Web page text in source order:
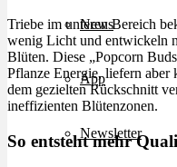
News
App
Newsletter
Triebe im unteren Bereich
wenig Licht und entwickeln
Blüten. Diese „Popcorn
Pflanze Energie, liefern aber
dem gezielten Rückschnitt
ineffizienten Blütenzonen.
So entsteht mehr